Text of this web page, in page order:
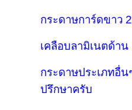
กระดาษการ์ดขาว
เคลือบลามิเนตด้า
กระดาษประเภทอื่น
ปรึกษาครับ